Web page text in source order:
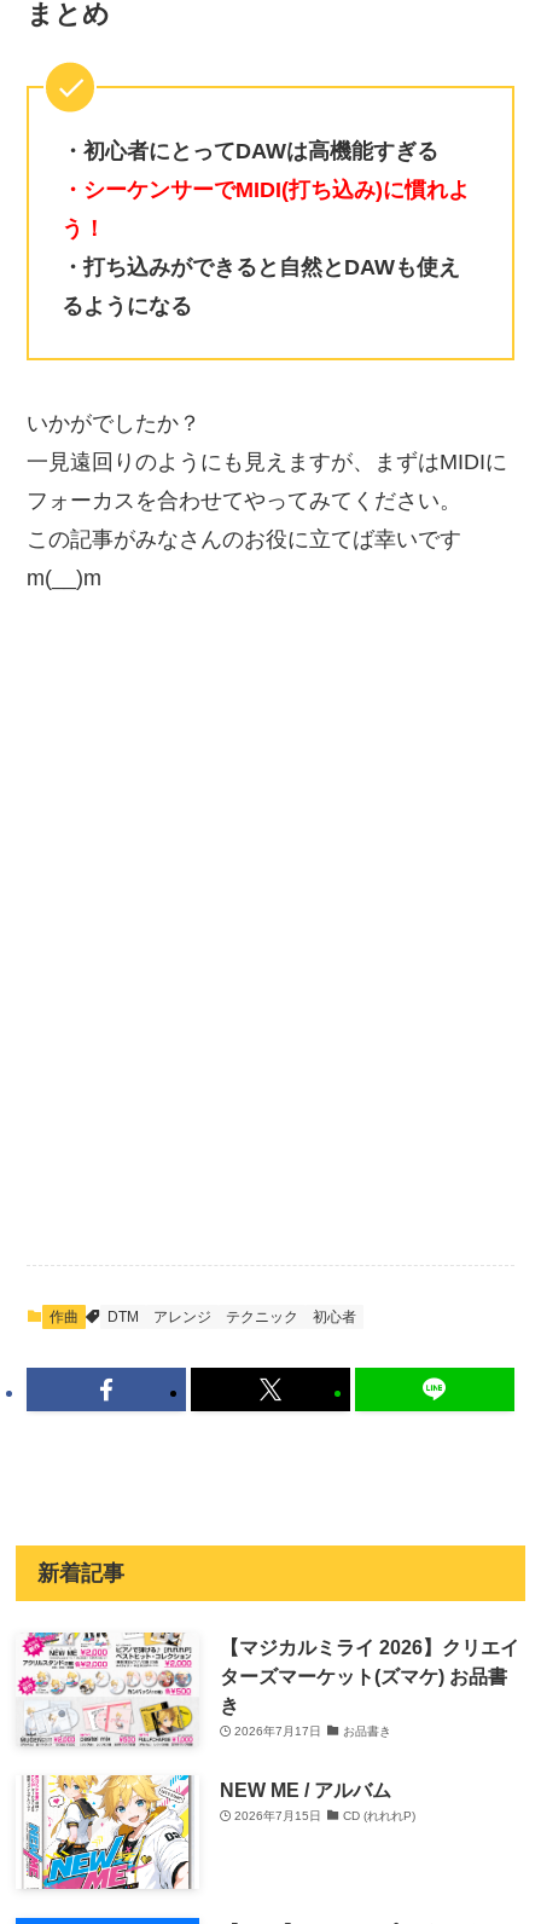
まとめ
・初心者にとってDAWは高機能すぎる
・シーケンサーでMIDI(打ち込み)に慣れよ
う！
・打ち込みができると自然とDAWも使え
るようになる
いかがでしたか？
一見遠回りのようにも見えますが、まずはMIDIに
フォーカスを合わせてやってみてください。
この記事がみなさんのお役に立てば幸いです
m(__)m
作曲 DTM アレンジ テクニック 初心者
新着記事
【マジカルミライ 2026】クリエイ
ターズマーケット(ズマケ) お品書
き
2026年7月17日 お品書き
NEW ME / アルバム
2026年7月15日 CD (れれれP)